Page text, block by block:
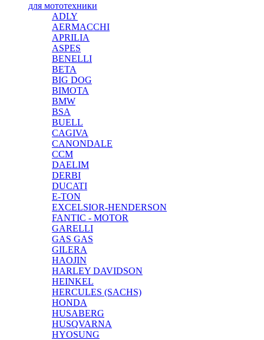
для мототехники
ADLY
AERMACCHI
APRILIA
ASPES
BENELLI
BETA
BIG DOG
BIMOTA
BMW
BSA
BUELL
CAGIVA
CANONDALE
CCM
DAELIM
DERBI
DUCATI
E-TON
EXCELSIOR-HENDERSON
FANTIC - MOTOR
GARELLI
GAS GAS
GILERA
HAOJIN
HARLEY DAVIDSON
HEINKEL
HERCULES (SACHS)
HONDA
HUSABERG
HUSQVARNA
HYOSUNG